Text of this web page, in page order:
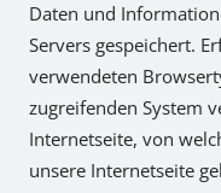
Daten und
Servers gespeichert.
verwendeten
zugreifenden System
Internetseite, von
unsere Internetseite